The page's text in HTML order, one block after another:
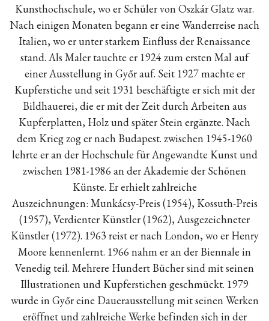
Kunsthochschule, wo er Schüler von Oszkár Glatz war.
Nach einigen Monaten begann er eine Wanderreise nach
Italien, wo er unter starkem Einfluss der Renaissance
stand. Als Maler tauchte er 1924 zum ersten Mal auf
einer Ausstellung in Győr auf. Seit 1927 machte er
Kupferstiche und seit 1931 beschäftigte er sich mit der
Bildhauerei, die er mit der Zeit durch Arbeiten aus
Kupferplatten, Holz und später Stein ergänzte. Nach
dem Krieg zog er nach Budapest. zwischen 1945-1960
lehrte er an der Hochschule für Angewandte Kunst und
zwischen 1981-1986 an der Akademie der Schönen
Künste. Er erhielt zahlreiche
Auszeichnungen: Munkácsy-Preis (1954), Kossuth-Preis
(1957), Verdienter Künstler (1962), Ausgezeichneter
Künstler (1972). 1963 reist er nach London, wo er Henry
Moore kennenlernt. 1966 nahm er an der Biennale in
Venedig teil. Mehrere Hundert Bücher sind mit seinen
Illustrationen und Kupferstichen geschmückt. 1979
wurde in Győr eine Dauerausstellung mit seinen Werken
eröffnet und zahlreiche Werke befinden sich in der